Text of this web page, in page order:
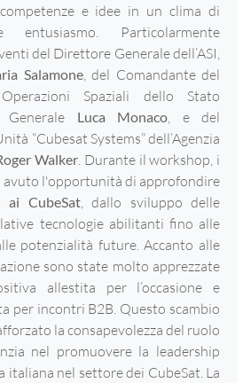
e idee in un clima di
entusiasmo. Particolarmente
del Direttore Generale dell’ASI,
Salamone, del Comandante del
Spaziali dello Stato
Generale
Luca Monaco, e del
“Cubesat Systems” dell’Agenzia
Walker. Durante il workshop, i
avuto l'opportunità di approfondire
CubeSat, dallo sviluppo delle
tecnologie abilitanti fino alle
potenzialità future. Accanto alle
sono state molto apprezzate
allestita per l’occasione e
per incontri B2B. Questo scambio
la consapevolezza del ruolo
nel promuovere la leadership
italiana nel settore dei CubeSat. La